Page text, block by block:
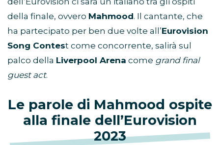
della finale, ovvero Mahmood. Il cantante, che
ha partecipato per ben due volte all’Eurovision
Song Contest come concorrente, salirà sul
palco della Liverpool Arena come grand final
guest act.
Le parole di Mahmood ospite
alla finale dell’Eurovision
2023